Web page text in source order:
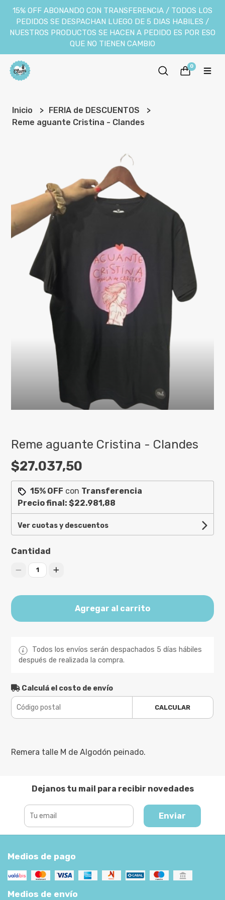
15% OFF ABONANDO CON TRANSFERENCIA / TODOS LOS
PEDIDOS SE DESPACHAN LUEGO DE 5 DIAS HABILES /
NUESTROS PRODUCTOS SE HACEN A PEDIDO ES POR ESO
QUE NO TIENEN CAMBIO
0
Inicio
FERIA de DESCUENTOS
Reme aguante Cristina - Clandes
Reme aguante Cristina - Clandes
$27.037,50
15% OFF con Transferencia
Precio final:$22.981,88
Ver cuotas y descuentos
Cantidad
1
Agregar al carrito
Todos los envíos serán despachados 5 días hábiles
después de realizada la compra.
Calculá el costo de envío
CALCULAR
Remera talle M de Algodón peinado.
Dejanos tu mail para recibir novedades
Enviar
Medios de pago
Medios de envío